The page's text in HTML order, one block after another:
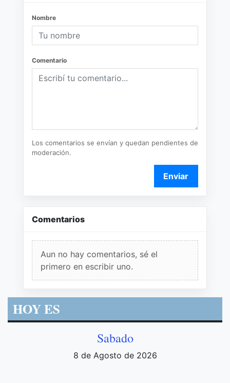
Nombre
Comentario
Los comentarios se envían y quedan pendientes de
moderación.
Enviar
Comentarios
Aun no hay comentarios, sé el
primero en escribir uno.
HOY ES
Sabado
8 de Agosto de 2026